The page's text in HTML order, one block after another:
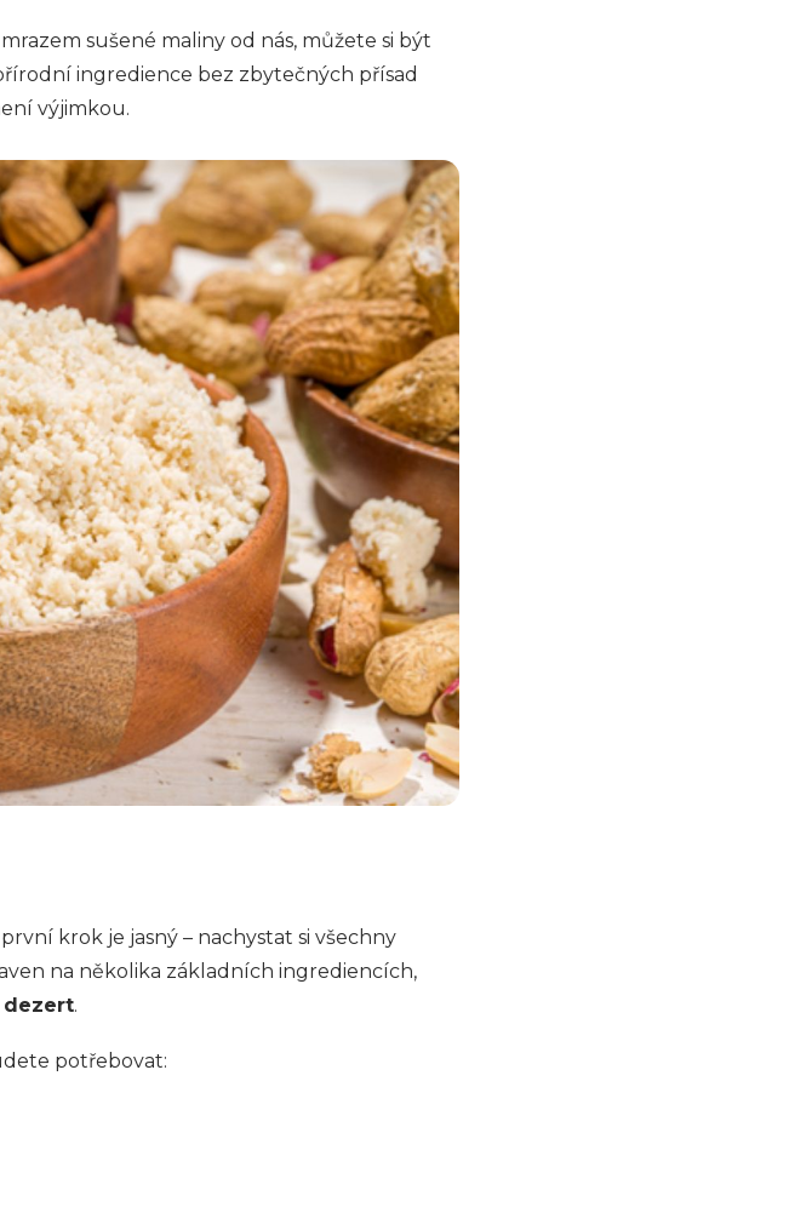
sušené maliny od nás, můžete si být
ingredience bez zbytečných přísad
výjimkou.
první krok je jasný – nachystat si všechny
na několika základních ingrediencích,
dezert.
potřebovat: